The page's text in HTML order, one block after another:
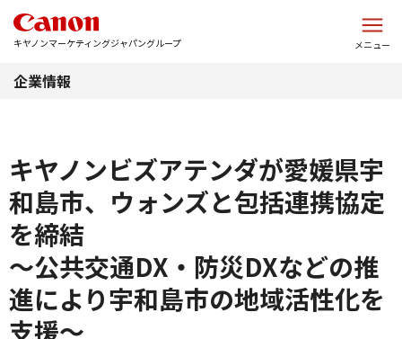
キヤノンマーケティングジャパングループ メニュー
企業情報
キヤノンビズアテンダが愛媛県宇
和島市、ウォンズと包括連携協定
を締結
～公共交通DX・防災DXなどの推
進により宇和島市の地域活性化を
支援～